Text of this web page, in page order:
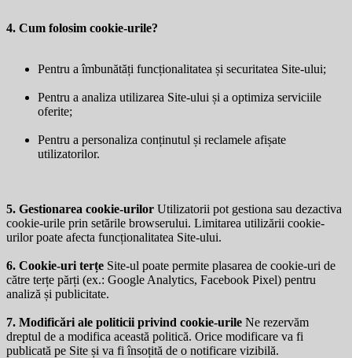
4. Cum folosim cookie-urile?
Pentru a îmbunătăți funcționalitatea și securitatea Site-ului;
Pentru a analiza utilizarea Site-ului și a optimiza serviciile
oferite;
Pentru a personaliza conținutul și reclamele afișate
utilizatorilor.
5. Gestionarea cookie-urilor Utilizatorii pot gestiona sau dezactiva
cookie-urile prin setările browserului. Limitarea utilizării cookie-
urilor poate afecta funcționalitatea Site-ului.
6. Cookie-uri terțe Site-ul poate permite plasarea de cookie-uri de
către terțe părți (ex.: Google Analytics, Facebook Pixel) pentru
analiză și publicitate.
7. Modificări ale politicii privind cookie-urile Ne rezervăm
dreptul de a modifica această politică. Orice modificare va fi
publicată pe Site și va fi însoțită de o notificare vizibilă.